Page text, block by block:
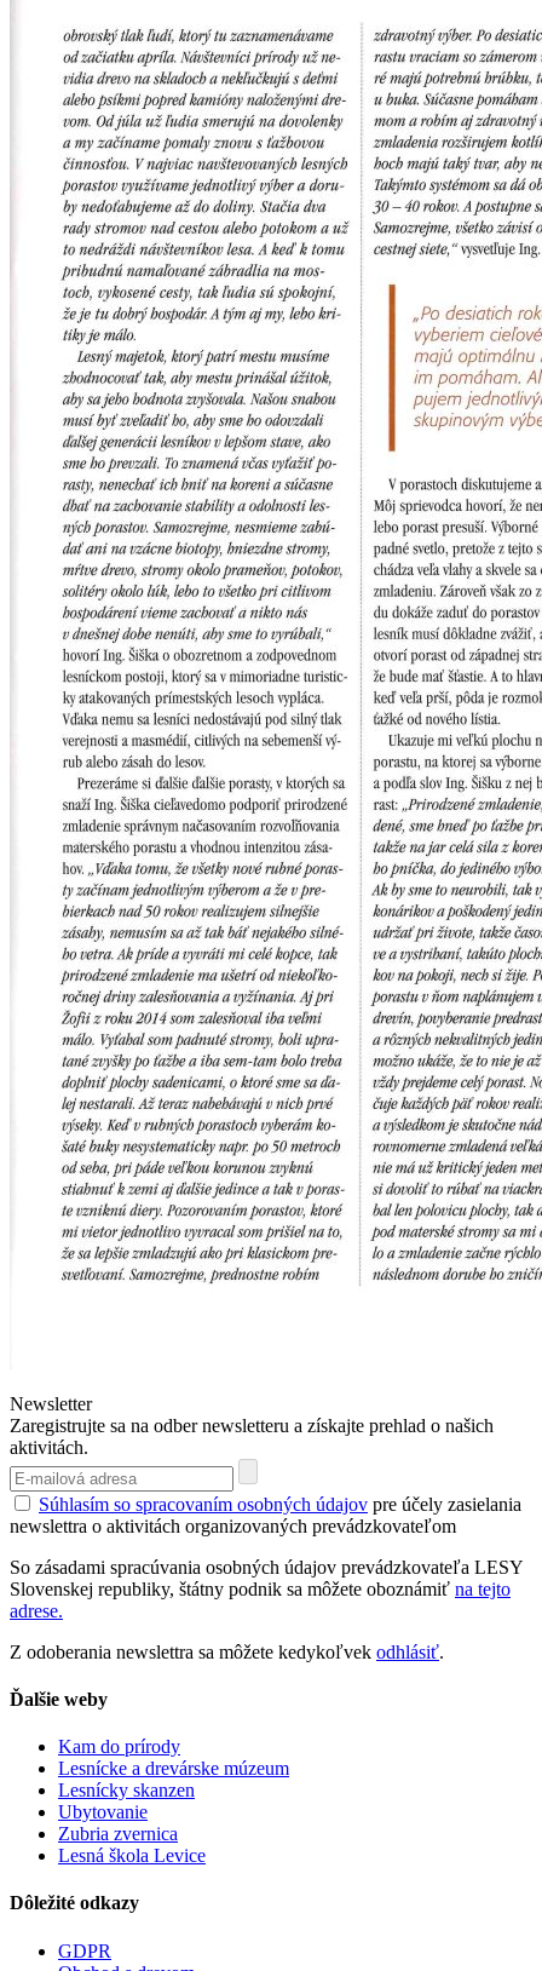
Newsletter
Zaregistrujte sa na odber newsletteru a získajte prehlad o našich
aktivitách.
Súhlasím so spracovaním osobných údajov pre účely zasielania
newslettra o aktivitách organizovaných prevádzkovateľom
So zásadami spracúvania osobných údajov prevádzkovateľa LESY
Slovenskej republiky, štátny podnik sa môžete oboznámiť na tejto
adrese.
Z odoberania newslettra sa môžete kedykoľvek odhlásiť.
Ďalšie weby
Kam do prírody
Lesnícke a drevárske múzeum
Lesnícky skanzen
Ubytovanie
Zubria zvernica
Lesná škola Levice
Dôležité odkazy
GDPR